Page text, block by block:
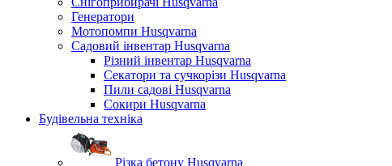
Генератори
Мотопомпи Husqvarna
Садовий інвентар Husqvarna
Різний інвентар Husqvarna
Секатори та сучкорізи Husqvarna
Пили садові Husqvarna
Сокири Husqvarna
Будівельна техніка
Різка бетону Husqvarna